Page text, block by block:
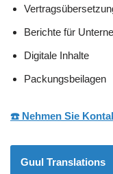
Berichte für
Digitale Inhalte
Packungsbeilagen
☎️ Nehmen Sie
Guul Translations